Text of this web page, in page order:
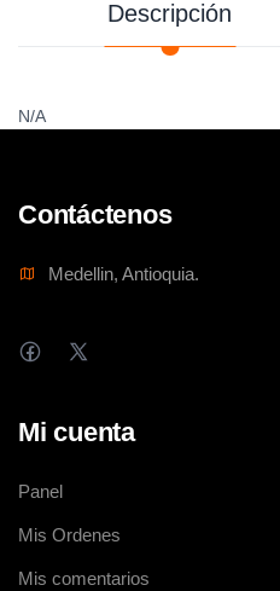
Descripción
N/A
Contáctenos
Medellin, Antioquia.
Mi cuenta
Panel
Mis Ordenes
Mis comentarios